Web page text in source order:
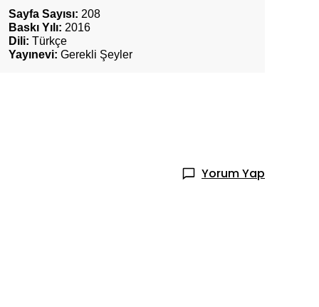
Sayfa Sayısı: 208
Baskı Yılı: 2016
Dili: Türkçe
Yayınevi: Gerekli Şeyler
Yorum Yap